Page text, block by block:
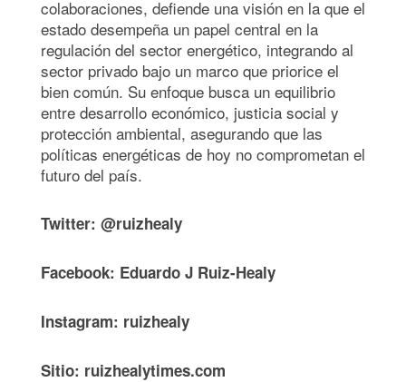
colaboraciones, defiende una visión en la que el
estado desempeña un papel central en la
regulación del sector energético, integrando al
sector privado bajo un marco que priorice el
bien común. Su enfoque busca un equilibrio
entre desarrollo económico, justicia social y
protección ambiental, asegurando que las
políticas energéticas de hoy no comprometan el
futuro del país.
Twitter: @ruizhealy
Facebook: Eduardo J Ruiz-Healy
Instagram: ruizhealy
Sitio: ruizhealytimes.com